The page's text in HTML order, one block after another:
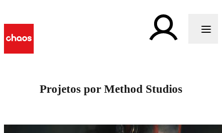
Projetos por Method Studios